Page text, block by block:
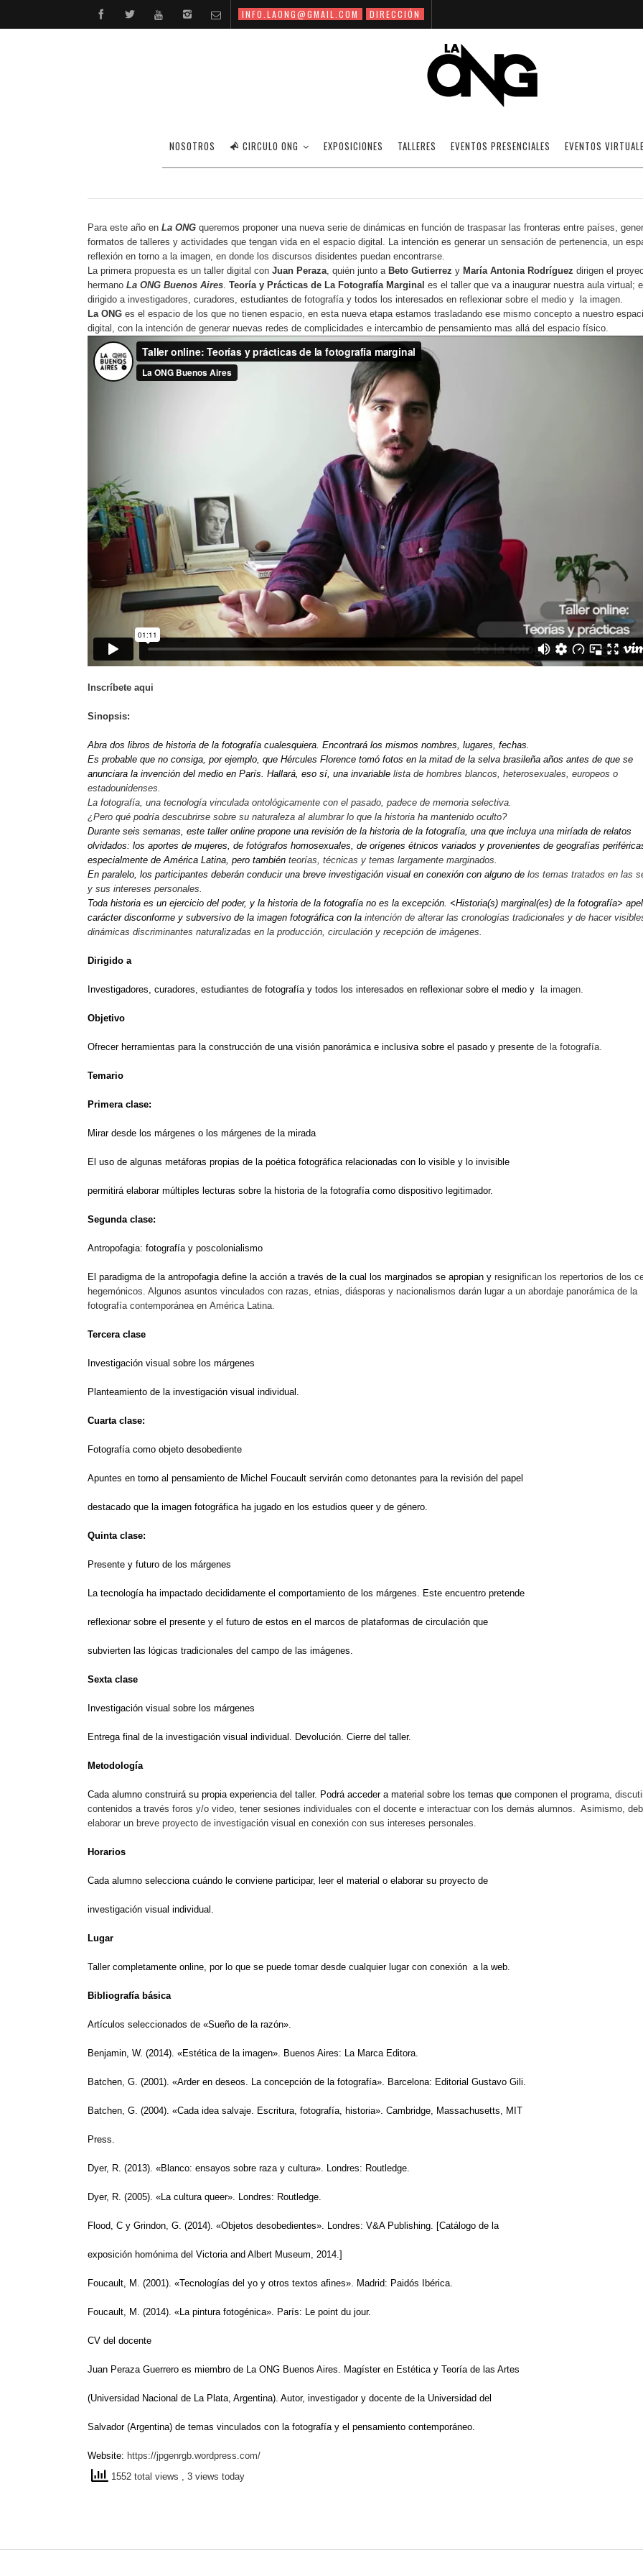
INFO.LAONG@GMAIL.COM DIRECCIÓN
NOSOTROS CIRCULO ONG EXPOSICIONES TALLERES EVENTOS PRESENCIALES EVENTOS
NUEVA AULA VIRTUAL EN LA ONG.
17/02/2016 NOTICIAS OFF
Para este año en La ONG queremos proponer una nueva serie de dinámicas en función de traspasar las fronteras entre países,
formatos de talleres y actividades que tengan vida en el espacio digital. La intención es generar un sensación de pertenencia, un
reflexión en torno a la imagen, en donde los discursos disidentes puedan encontrarse.
La primera propuesta es un taller digital con Juan Peraza, quién junto a Beto Gutierrez y María Antonia Rodríguez dirigen el
hermano La ONG Buenos Aires. Teoría y Prácticas de La Fotografía Marginal es el taller que va a inaugurar nuestra aula virtual;
dirigido a investigadores, curadores, estudiantes de fotografía y todos los interesados en reflexionar sobre el medio y la imagen.
La ONG es el espacio de los que no tienen espacio, en esta nueva etapa estamos trasladando ese mismo concepto a nuestro
digital, con la intención de generar nuevas redes de complicidades e intercambio de pensamiento mas allá del espacio físico.
Inscríbete aqui
Sinopsis:
Abra dos libros de historia de la fotografía cualesquiera. Encontrará los mismos nombres, lugares, fechas.
Es probable que no consiga, por ejemplo, que Hércules Florence tomó fotos en la mitad de la selva brasileña años antes de que se
anunciara la invención del medio en París. Hallará, eso sí, una invariable lista de hombres blancos, heterosexuales, europeos o
estadounidenses.
La fotografía, una tecnología vinculada ontológicamente con el pasado, padece de memoria selectiva.
¿Pero qué podría descubrirse sobre su naturaleza al alumbrar lo que la historia ha mantenido oculto?
Durante seis semanas, este taller online propone una revisión de la historia de la fotografía, una que incluya una miríada de relatos
olvidados: los aportes de mujeres, de fotógrafos homosexuales, de orígenes étnicos variados y provenientes de geografías
especialmente de América Latina, pero también teorías, técnicas y temas largamente marginados.
En paralelo, los participantes deberán conducir una breve investigación visual en conexión con alguno de los temas tratados en las
y sus intereses personales.
Toda historia es un ejercicio del poder, y la historia de la fotografía no es la excepción. <Historia(s) marginal(es) de la fotografía>
carácter disconforme y subversivo de la imagen fotográfica con la intención de alterar las cronologías tradicionales y de hacer
dinámicas discriminantes naturalizadas en la producción, circulación y recepción de imágenes.
Dirigido a
Investigadores, curadores, estudiantes de fotografía y todos los interesados en reflexionar sobre el medio y la imagen.
Objetivo
Ofrecer herramientas para la construcción de una visión panorámica e inclusiva sobre el pasado y presente de la fotografía.
Temario
Primera clase:
Mirar desde los márgenes o los márgenes de la mirada
El uso de algunas metáforas propias de la poética fotográfica relacionadas con lo visible y lo invisible
permitirá elaborar múltiples lecturas sobre la historia de la fotografía como dispositivo legitimador.
Segunda clase:
Antropofagia: fotografía y poscolonialismo
El paradigma de la antropofagia define la acción a través de la cual los marginados se apropian y resignifican los repertorios de los
hegemónicos. Algunos asuntos vinculados con razas, etnias, diásporas y nacionalismos darán lugar a un abordaje panorámica de la
fotografía contemporánea en América Latina.
Tercera clase
Investigación visual sobre los márgenes
Planteamiento de la investigación visual individual.
Cuarta clase:
Fotografía como objeto desobediente
Apuntes en torno al pensamiento de Michel Foucault servirán como detonantes para la revisión del papel
destacado que la imagen fotográfica ha jugado en los estudios queer y de género.
Quinta clase:
Presente y futuro de los márgenes
La tecnología ha impactado decididamente el comportamiento de los márgenes. Este encuentro pretende
reflexionar sobre el presente y el futuro de estos en el marcos de plataformas de circulación que
subvierten las lógicas tradicionales del campo de las imágenes.
Sexta clase
Investigación visual sobre los márgenes
Entrega final de la investigación visual individual. Devolución. Cierre del taller.
Metodología
Cada alumno construirá su propia experiencia del taller. Podrá acceder a material sobre los temas que componen el programa,
contenidos a través foros y/o video, tener sesiones individuales con el docente e interactuar con los demás alumnos. Asimismo,
elaborar un breve proyecto de investigación visual en conexión con sus intereses personales.
Horarios
Cada alumno selecciona cuándo le conviene participar, leer el material o elaborar su proyecto de
investigación visual individual.
Lugar
Taller completamente online, por lo que se puede tomar desde cualquier lugar con conexión a la web.
Bibliografía básica
Artículos seleccionados de «Sueño de la razón».
Benjamin, W. (2014). «Estética de la imagen». Buenos Aires: La Marca Editora.
Batchen, G. (2001). «Arder en deseos. La concepción de la fotografía». Barcelona: Editorial Gustavo Gili.
Batchen, G. (2004). «Cada idea salvaje. Escritura, fotografía, historia». Cambridge, Massachusetts, MIT
Press.
Dyer, R. (2013). «Blanco: ensayos sobre raza y cultura». Londres: Routledge.
Dyer, R. (2005). «La cultura queer». Londres: Routledge.
Flood, C y Grindon, G. (2014). «Objetos desobedientes». Londres: V&A Publishing. [Catálogo de la
exposición homónima del Victoria and Albert Museum, 2014.]
Foucault, M. (2001). «Tecnologías del yo y otros textos afines». Madrid: Paidós Ibérica.
Foucault, M. (2014). «La pintura fotogénica». París: Le point du jour.
CV del docente
Juan Peraza Guerrero es miembro de La ONG Buenos Aires. Magíster en Estética y Teoría de las Artes
(Universidad Nacional de La Plata, Argentina). Autor, investigador y docente de la Universidad del
Salvador (Argentina) de temas vinculados con la fotografía y el pensamiento contemporáneo.
Website: https://jpgenrgb.wordpress. com/
1552 total views , 3 views today